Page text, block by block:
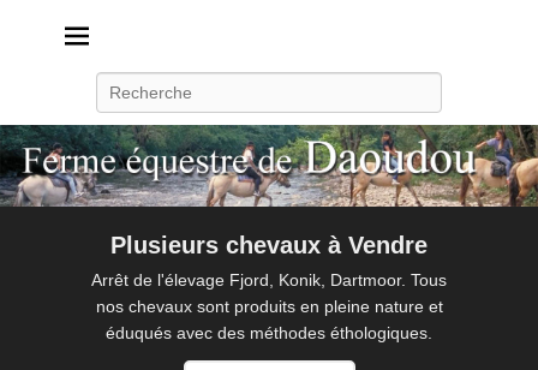
Plusieurs chevaux à Vendre
Arrêt de l'élevage Fjord, Konik, Dartmoor. Tous
nos chevaux sont produits en pleine nature et
éduqués avec des méthodes éthologiques.